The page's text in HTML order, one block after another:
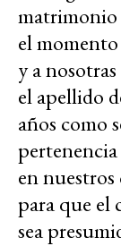
el
y a
el apellido
años como
en
para que el
sea